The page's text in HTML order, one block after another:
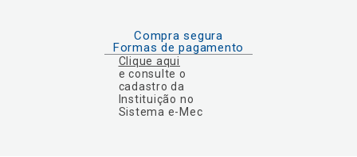
Compra segura
Formas de pagamento
Clique aqui
e consulte o
cadastro da
Instituição no
Sistema e-Mec